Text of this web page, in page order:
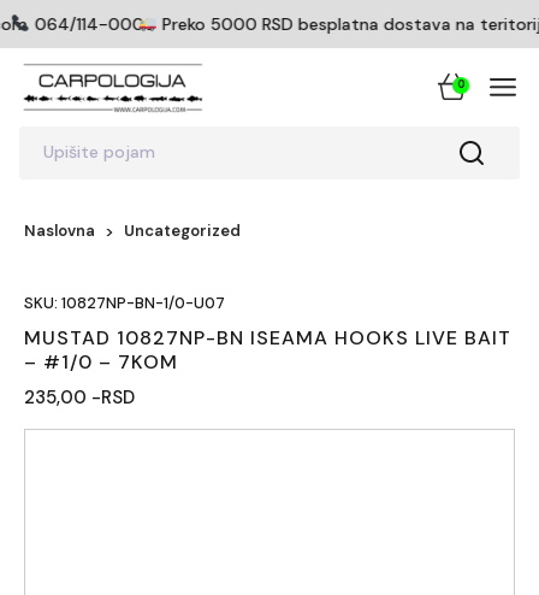
064/114-0005Preko 5000 RSD besplatna dostava na
Upišite pojam
0
Naslovna Uncategorized
SKU: 10827NP-BN-1/0-U07
MUSTAD 10827NP-BN ISEAMA HOOKS LIVE BAIT
– #1/0 – 7KOM
235,00 -RSD